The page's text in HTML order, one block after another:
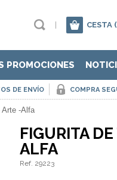
CESTA
PROMOCIONES
DE ENVÍO COMPRA
Arte -Alfa
FIGURITA
ALFA
Ref. 29223